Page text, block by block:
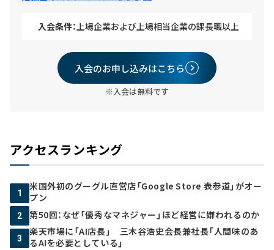
入会条件：上場企業および上場相当企業の課長職以上
入会のお申し込みはこちら
※入会は無料です
アクセスランキング
1
米国外初のグーグル直営店「Google Store 表参道」がオー
プン
2 第50回：なぜ「優秀なマネジャー」ほど経営に嫌われるのか
3
楽天市場に「AI店長」 三木谷浩史会長兼社長「人間味のあ
るAIを必要としている」